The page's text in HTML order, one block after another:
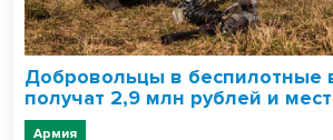
Добровольцы в беспилотные
получат 2,9 млн рублей и
Армия